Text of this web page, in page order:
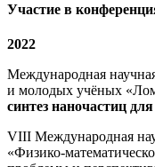
Участие в
2022
Международная
и молодых учёных
синтез наночастиц
VIII Международная
«Физико-